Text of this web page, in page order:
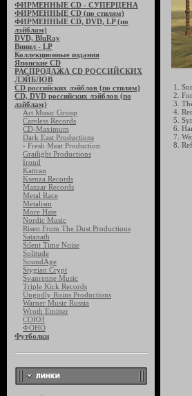
ФИРМЕННЫЕ CD - СУПЕРЦЕНА
ФИРМЕННЫЕ CD (по стилям)
ФИРМЕННЫЕ CD, DVD, LP (по
лэйблам)
DVD, BluRay
Винил - LP
Коллекционные издания
Японские CD
РАСПРОДАЖА CD РОССИЙСКИХ
ЛЭЙБЛОВ
CD российских лэйблов (по стилям)
CD, DVD российских лэйблов (по
лэйблам)
Art Music Group
Careless Records
CD-Maximum
Dark East Productions
- Fresh Meat Production
Grailight Productions
Irond
Kattran
Ksenza Records
Mazzar Records
Metal Race
Metalism
More Hate
Nordic Music
Risen From The Dust Productions
Satanath
Silent Time Noise
Solitude
SoundAge
Stygian Crypt
Svanrenne Music
Triple Kick Records
Ungodly Ruins Productions
Warner Music Russia
Wroth Emitter
СОЮЗ
ФОНО
Футболки
1.
2.
3.
4.
5.
6.
7.
8.